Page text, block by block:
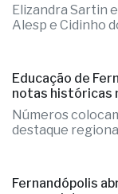
Elizandra Sartin
Alesp e Cidinho
Educação de
notas históricas
Números
destaque
Fernandópolis